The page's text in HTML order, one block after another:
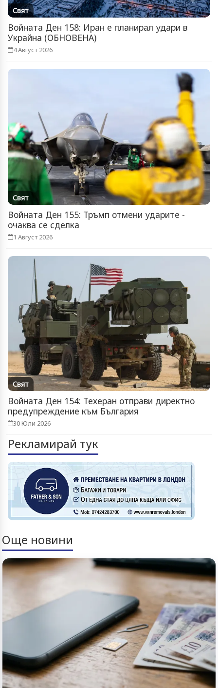
Свят
Войната Ден 158: Иран е планирал удари в
Украйна (ОБНОВЕНА)
4 Август 2026
Свят
Войната Ден 155: Тръмп отмени ударите -
очаква се сделка
1 Август 2026
Свят
Войната Ден 154: Техеран отправи директно
предупреждение към България
30 Юли 2026
Рекламирай тук
Още новини